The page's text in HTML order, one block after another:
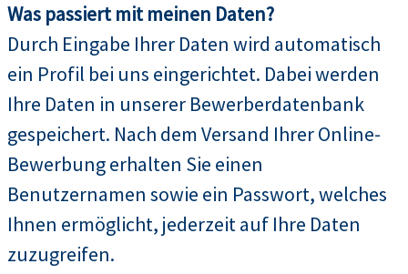
Was passiert mit meinen Daten?
Durch Eingabe Ihrer Daten wird automatisch
ein Profil bei uns eingerichtet. Dabei werden
Ihre Daten in unserer Bewerberdatenbank
gespeichert. Nach dem Versand Ihrer Online-
Bewerbung erhalten Sie einen
Benutzernamen sowie ein Passwort, welches
Ihnen ermöglicht, jederzeit auf Ihre Daten
zuzugreifen.